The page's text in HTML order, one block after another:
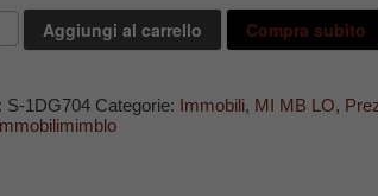
50,00€.
Aggiungi al carrello Compra subito
S-1DG704 Categorie: Immobili, MI MB LO,